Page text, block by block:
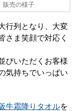
販売の様子
行列となり、大変
さま笑顔で対応く
びいただくお客様
気持ちでいっぱい
牛霜降りタオルを